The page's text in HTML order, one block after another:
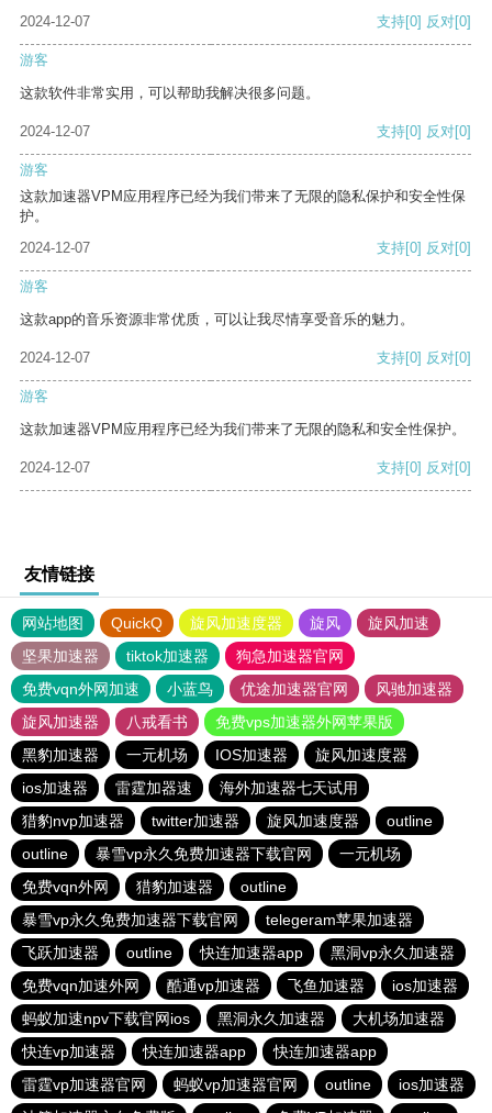
2024-12-07
支持[0] 反对[0]
游客
这款软件非常实用，可以帮助我解决很多问题。
2024-12-07 支持[0] 反对[0]
游客
这款加速器VPM应用程序已经为我们带来了无限的隐私保护和安全性保
护。
2024-12-07
支持[0] 反对[0]
游客
这款app的音乐资源非常优质，可以让我尽情享受音乐的魅力。
2024-12-07 支持[0] 反对[0]
游客
这款加速器VPM应用程序已经为我们带来了无限的隐私和安全性保护。
2024-12-07 支持[0] 反对[0]
友情链接
网站地图 QuickQ 旋风加速度器 旋风
旋风加速
坚果加速器
tiktok加速器
狗急加速器官网
免费vqn外网加速
小蓝鸟 优途加速器官网
风驰加速器
旋风加速器
八戒看书
免费vps加速器外网苹果版
黑豹加速器
一元机场 IOS加速器
旋风加速度器
ios加速器
雷霆加器速
海外加速器七天试用
猎豹nvp加速器
twitter加速器 旋风加速度器
outline
outline
暴雪vp永久免费加速器下载官网
一元机场
免费vqn外网
猎豹加速器
outline
暴雪vp永久免费加速器下载官网
telegeram苹果加速器
飞跃加速器
outline 快连加速器app
黑洞vp永久加速器
免费vqn加速外网
酷通vp加速器 飞鱼加速器
ios加速器
蚂蚁加速npv下载官网ios
黑洞永久加速器
大机场加速器
快连vp加速器
快连加速器app
快连加速器app
雷霆vp加速器官网
蚂蚁vp加速器官网 outline
ios加速器